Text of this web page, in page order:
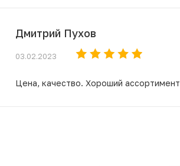
Дмитрий Пухов
03.02.2023
Цена, качество. Хороший ассортимент